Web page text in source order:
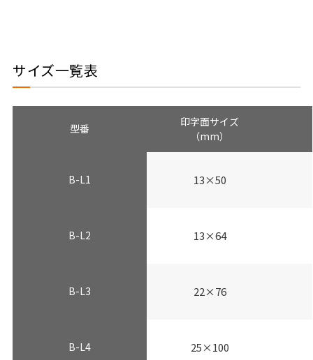
サイズ一覧表
型番
印字面サイズ
（mm）
B-L1 13×50
B-L2 13×64
B-L3 22×76
B-L4 25×100